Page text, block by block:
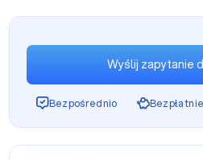
Wyślij zapytanie
Bezpośrednio Bezpłatnie